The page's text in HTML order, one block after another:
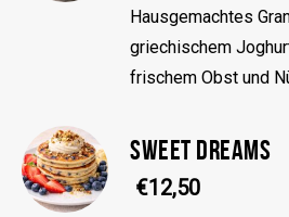
Hausgemachtes
griechischem
frischem Obst und
SWEET DREAMS
€12,50